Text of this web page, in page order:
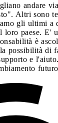
andare
Altri sono
gli ultimi a
paese. E'
è
possibilità di
e